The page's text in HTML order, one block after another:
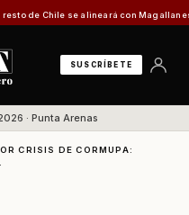
se alineará con Magallanes:
SUSCRÍBETE
· Punta Arenas
CRISIS DE CORMUPA: